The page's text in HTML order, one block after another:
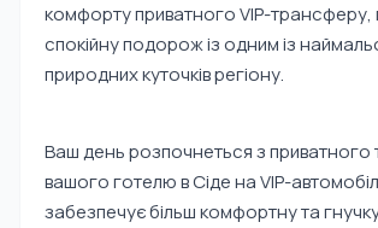
комфорту приватного VIP-
спокійну подорож із одним із
природних куточків регіону.
Ваш день розпочнеться з приватного
вашого готелю в Сіде на VIP-
забезпечує більш комфортну та